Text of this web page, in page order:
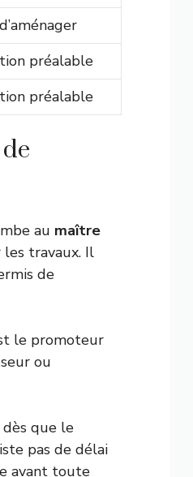
préalable
préalable
au maître
les travaux. Il
de
le promoteur
ou
que le
pas de délai
avant toute